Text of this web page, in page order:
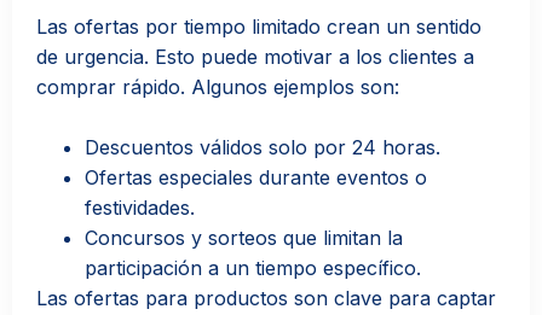
Las ofertas por tiempo limitado crean un sentido
de urgencia. Esto puede motivar a los clientes a
comprar rápido. Algunos ejemplos son:
Descuentos válidos solo por 24 horas.
Ofertas especiales durante eventos o
festividades.
Concursos y sorteos que limitan la
participación a un tiempo específico.
Las ofertas para productos son clave para captar